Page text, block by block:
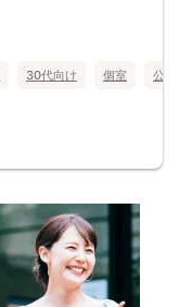
30代向け 個室 公